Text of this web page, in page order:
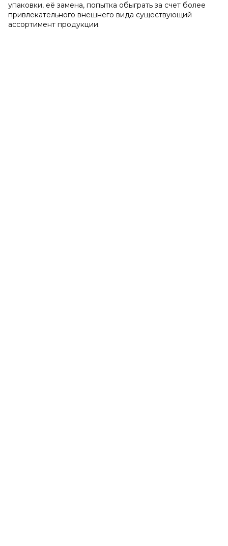
упаковки, её замена, попытка обыграть за счет более
привлекательного внешнего вида существующий
ассортимент продукции.